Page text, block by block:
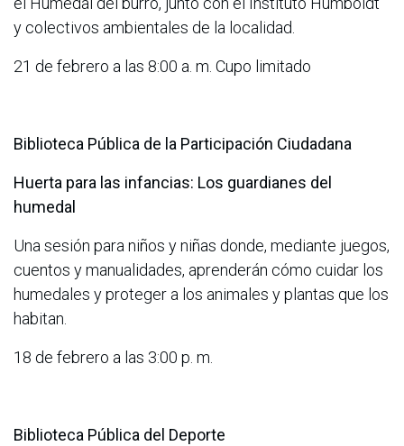
y colectivos ambientales de la localidad.
21 de febrero a las 8:00 a. m. Cupo limitado
Biblioteca Pública de la Participación Ciudadana
Huerta para las infancias: Los guardianes del
humedal
Una sesión para niños y niñas donde, mediante juegos,
cuentos y manualidades, aprenderán cómo cuidar los
humedales y proteger a los animales y plantas que los
habitan.
18 de febrero a las 3:00 p. m.
Biblioteca Pública del Deporte